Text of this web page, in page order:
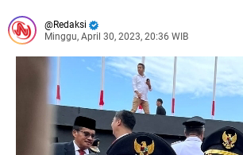
Redaksi
Minggu, April 30, 2023, 20:36 WIB